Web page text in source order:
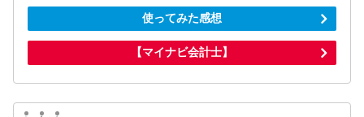
使ってみた感想
【マイナビ会計士】